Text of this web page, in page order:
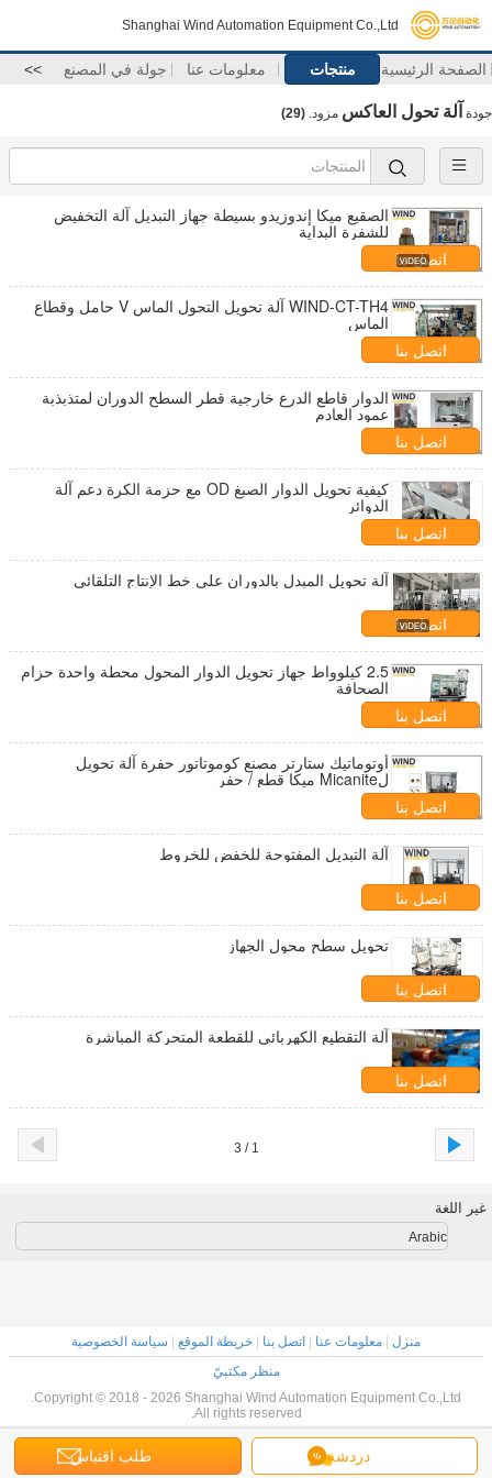
Shanghai Wind Automation Equipment Co.,Ltd
الصفحة الرئيسية منتجات معلومات عنا جولة في المصنع >>
جودة آلة تحول العاكس مزود. (29)
الصقيع ميكا إندوزيدو بسيطة جهاز التبديل آلة التخفيض
للشفرة البداية
اتصل بنا
WIND-CT-TH4 آلة تحويل التحول الماس V حامل وقطاع
الماس
اتصل بنا
الدوار قاطع الدرع خارجية قطر السطح الدوران لمتذبذبة
عمود العادم
اتصل بنا
كيفية تحويل الدوار الصبغ OD مع حزمة الكرة دعم آلة
الدوائر
اتصل بنا
آلة تحويل المبدل بالدوران على خط الإنتاج التلقائي
اتصل بنا
2.5 كيلوواط جهاز تحويل الدوار المحول محطة واحدة حزام
الصحافة
اتصل بنا
أوتوماتيك ستارتر مصنع كوموتاتور حفرة آلة تحويل
لMicanite ميكا قطع / حفر
اتصل بنا
آلة التبديل المفتوحة للخفض للخروط
اتصل بنا
تحويل سطح محول الجهاز
اتصل بنا
آلة التقطيع الكهربائي للقطعة المتحركة المباشرة
اتصل بنا
1 / 3
دردشة طلب اقتباس
غير اللغة
Arabic
منزل معلومات عنا اتصل بنا خريطة الموقع
سياسة الخصوصية
منظر مكتبيّ
Copyright © 2018 - 2026 Shanghai Wind Automation Equipment Co.,Ltd.
All rights reserved.